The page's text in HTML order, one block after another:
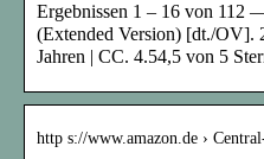
Ergebnissen 1 – 16 von 112
(Extended Version) [dt./OV].
Jahren | CC. 4.54,5 von 5
http s://www.amazon.de ›